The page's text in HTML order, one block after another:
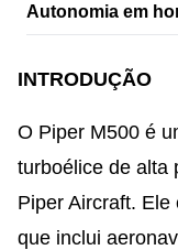
Autonomia em
INTRODUÇÃO
O Piper M500 é
turboélice de alta
Piper Aircraft.
que inclui